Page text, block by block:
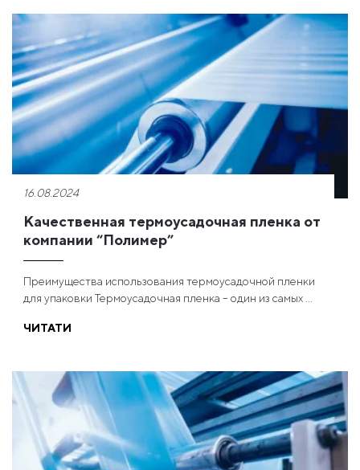
16.08.2024
Качественная термоусадочная пленка от
компании “Полимер”
Преимущества использования термоусадочной пленки
для упаковки Термоусадочная пленка – один из самых ...
ЧИТАТИ